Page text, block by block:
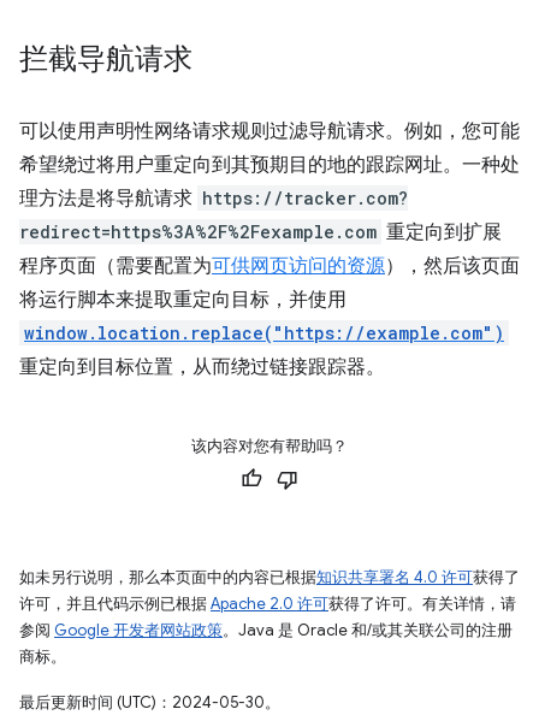
拦截导航请求
可以使用声明性网络请求规则过滤导航请求。例如，您可能
希望绕过将用户重定向到其预期目的地的跟踪网址。一种处
理方法是将导航请求 https://tracker.com?
redirect=https%3A%2F%2Fexample.com 重定向到扩展
程序页面（需要配置为可供网页访问的资源），然后该页面
将运行脚本来提取重定向目标，并使用
window.location.replace("https://example.com")
重定向到目标位置，从而绕过链接跟踪器。
该内容对您有帮助吗？
如未另行说明，那么本页面中的内容已根据知识共享署名 4.0 许可获得了
许可，并且代码示例已根据Apache 2.0 许可获得了许可。有关详情，请
参阅 Google 开发者网站政策。Java 是 Oracle 和/或其关联公司的注册
商标。
最后更新时间 (UTC)：2024-05-30。